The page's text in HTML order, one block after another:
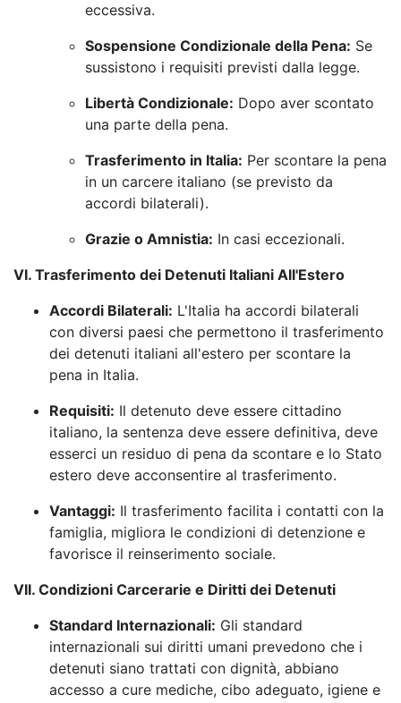
eccessiva.
Sospensione Condizionale della Pena: Se
sussistono i requisiti previsti dalla legge.
Libertà Condizionale: Dopo aver scontato
una parte della pena.
Trasferimento in Italia: Per scontare la pena
in un carcere italiano (se previsto da
accordi bilaterali).
Grazie o Amnistia: In casi eccezionali.
VI. Trasferimento dei Detenuti Italiani All'Estero
Accordi Bilaterali: L'Italia ha accordi bilaterali
con diversi paesi che permettono il trasferimento
dei detenuti italiani all'estero per scontare la
pena in Italia.
Requisiti: Il detenuto deve essere cittadino
italiano, la sentenza deve essere definitiva, deve
esserci un residuo di pena da scontare e lo Stato
estero deve acconsentire al trasferimento.
Vantaggi: Il trasferimento facilita i contatti con la
famiglia, migliora le condizioni di detenzione e
favorisce il reinserimento sociale.
VII. Condizioni Carcerarie e Diritti dei Detenuti
Standard Internazionali: Gli standard
internazionali sui diritti umani prevedono che i
detenuti siano trattati con dignità, abbiano
accesso a cure mediche, cibo adeguato, igiene e